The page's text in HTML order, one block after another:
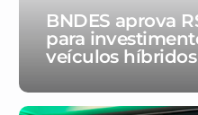
BNDES aprova
para
veículos